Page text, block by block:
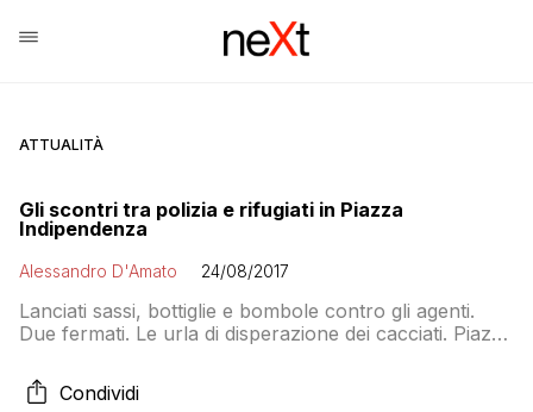
ATTUALITÀ
Gli scontri tra polizia e rifugiati in Piazza
Indipendenza
Alessandro D'Amato 24/08/2017
Lanciati sassi, bottiglie e bombole contro gli agenti.
Due fermati. Le urla di disperazione dei cacciati. Piazza
dell’ordine.
Condividi